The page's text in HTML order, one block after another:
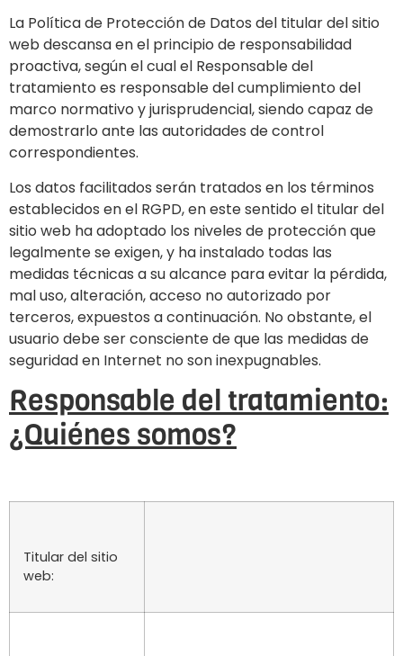
La Política de Protección de Datos del titular del sitio
web descansa en el principio de responsabilidad
proactiva, según el cual el Responsable del
tratamiento es responsable del cumplimiento del
marco normativo y jurisprudencial, siendo capaz de
demostrarlo ante las autoridades de control
correspondientes.
Los datos facilitados serán tratados en los términos
establecidos en el RGPD, en este sentido el titular del
sitio web ha adoptado los niveles de protección que
legalmente se exigen, y ha instalado todas las
medidas técnicas a su alcance para evitar la pérdida,
mal uso, alteración, acceso no autorizado por
terceros, expuestos a continuación. No obstante, el
usuario debe ser consciente de que las medidas de
seguridad en Internet no son inexpugnables.
Responsable del tratamiento:
¿Quiénes somos?
Titular del sitio
web: